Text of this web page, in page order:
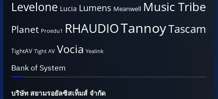
Levelone Lucia Lumens Meanwell Music Tribe
Planet Proedu1 RHAUDIOTannoyTascam
TightAV Tight AV Vocia Yealink
Bank of System
บริษัท สยามรอยัลซิสเท็มส์ จำกัด